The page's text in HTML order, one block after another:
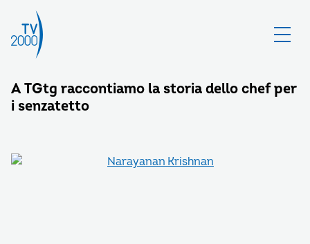
A TGtg raccontiamo la storia dello chef per
i senzatetto